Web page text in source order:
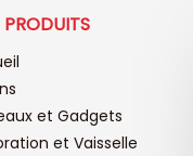
PRODUITS
et Gadgets
et Vaisselle